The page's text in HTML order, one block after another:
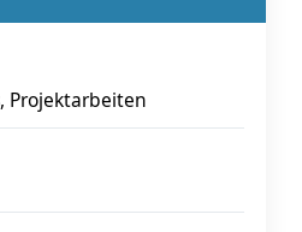
Projektarbeiten